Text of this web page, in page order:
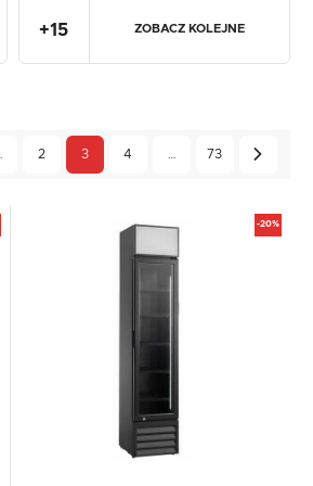
+15 ZOBACZ KOLEJNE
2 3 4 73
-20%